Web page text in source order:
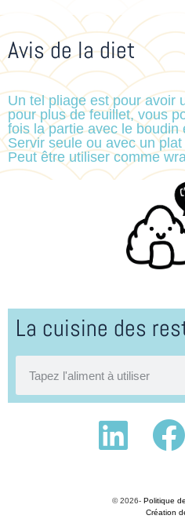
Avis de la diet
Un tel pliage est pour avoir
pour plus de feuillet, vous
fois la partie avec le boudin
Servir seule ou avec un
Peut être utiliser comme
La cuisine des
© 2026- Politique
Création